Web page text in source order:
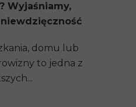
Wyjaśniamy,
domu lub
to jedna z